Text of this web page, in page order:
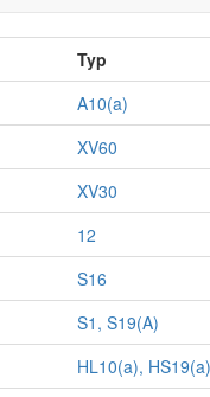
Typ
A10(a)
XV60
XV30
12
S16
S1, S19(A)
HL10(a), HS19(a)